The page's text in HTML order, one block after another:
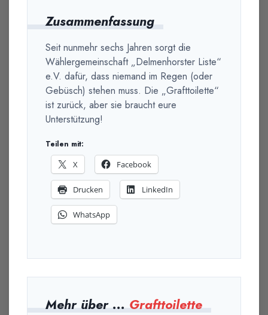
Zusammenfassung
Seit nunmehr sechs Jahren sorgt die
Wählergemeinschaft „Delmenhorster Liste“
e.V. dafür, dass niemand im Regen (oder
Gebüsch) stehen muss. Die „Grafttoilette“
ist zurück, aber sie braucht eure
Unterstützung!
Teilen mit:
X
Facebook
Drucken LinkedIn
WhatsApp
Mehr über ... Grafttoilette